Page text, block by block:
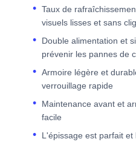
Taux de
visuels lisses et sans
Double alimentation et
prévenir les pannes de
Armoire légère et
verrouillage rapide
Maintenance avant et
facile
L'épissage est parfait